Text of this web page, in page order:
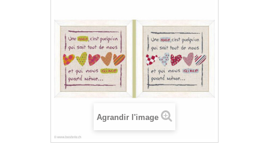
Agrandir l'image